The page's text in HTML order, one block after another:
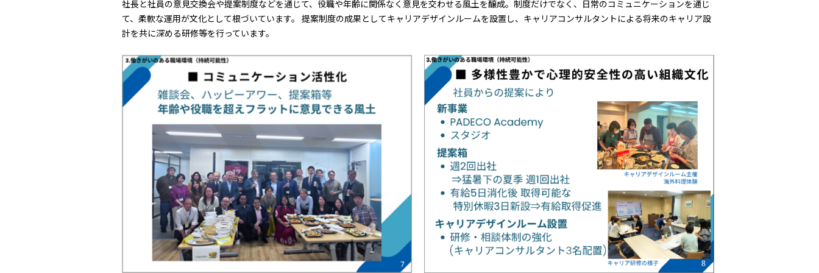
社長と社員の意見交換会や提案制度などを通じて、役職や年齢に関係なく意見を交わせる風土を醸成。制度だけでなく、日常のコミュニケーションを通じ
て、柔軟な運用が文化として根づいています。 提案制度の成果としてキャリアデザインルームを設置し、キャリアコンサルタントによる将来のキャリア設
計を共に深める研修等を行っています。